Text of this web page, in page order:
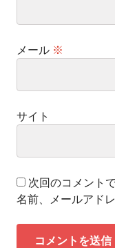
メール ※
サイト
次回のコメント
名前、メールアド